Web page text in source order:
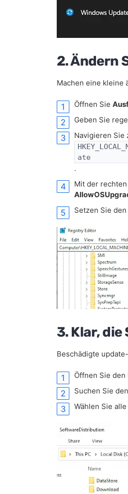
2. Ändern
Machen eine kleine
Öffnen Sie
Geben Sie
Navigieren Sie
ate
.
Mit der
Setzen Sie
3. Klar,
Beschädigte
Öffnen Sie
Suchen Sie
Wählen Sie